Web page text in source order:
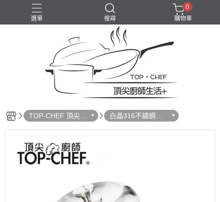
選單 搜尋
0
購物車
TOP-CHEF 頂尖廚
師｜餐廚用品
白晶316不鏽鋼鍋
｜無塗層